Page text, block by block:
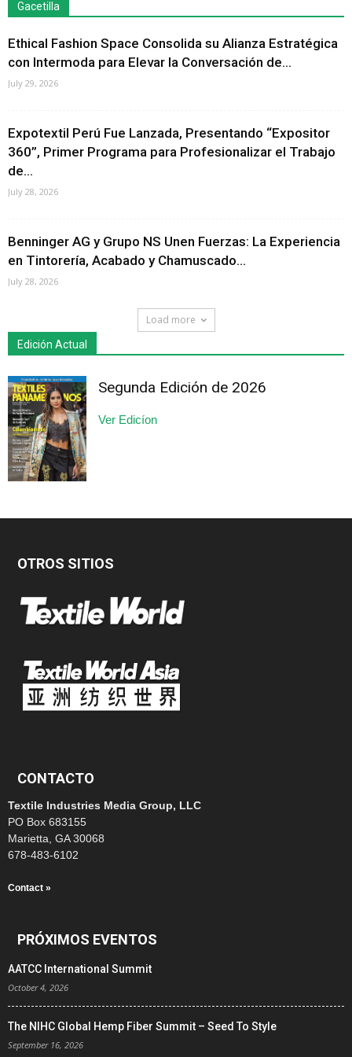
Gacetilla
Ethical Fashion Space Consolida su Alianza Estratégica
con Intermoda para Elevar la Conversación de...
July 29, 2026
Expotextil Perú Fue Lanzada, Presentando “Expositor
360”, Primer Programa para Profesionalizar el Trabajo
de...
July 28, 2026
Benninger AG y Grupo NS Unen Fuerzas: La Experiencia
en Tintorería, Acabado y Chamuscado...
July 28, 2026
Load more
Edición Actual
Segunda Edición de 2026
Ver Edicíon
OTROS SITIOS
CONTACTO
Textile Industries Media Group, LLC
PO Box 683155
Marietta, GA 30068
678-483-6102
Contact »
PRÓXIMOS EVENTOS
AATCC International Summit
October 4, 2026
The NIHC Global Hemp Fiber Summit – Seed To Style
September 16, 2026